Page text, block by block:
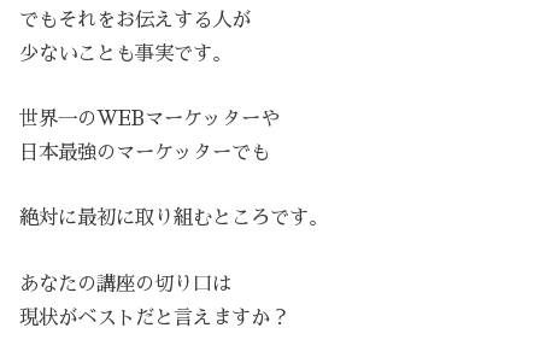
でもそれをお伝えする人が
少ないことも事実です。
世界一のWEBマーケッターや
日本最強のマーケッターでも
絶対に最初に取り組むところです。
あなたの講座の切り口は
現状がベストだと言えますか？